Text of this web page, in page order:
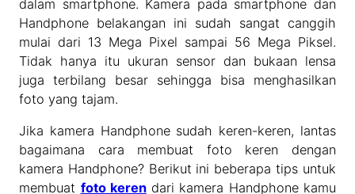
dalam smartphone. Kamera pada smartphone dan
Handphone belakangan ini sudah sangat canggih
mulai dari 13 Mega Pixel sampai 56 Mega Piksel.
Tidak hanya itu ukuran sensor dan bukaan lensa
juga terbilang besar sehingga bisa menghasilkan
foto yang tajam.
Jika kamera Handphone sudah keren-keren, lantas
bagaimana cara membuat foto keren dengan
kamera Handphone? Berikut ini beberapa tips untuk
membuat foto kerendari kamera Handphone kamu